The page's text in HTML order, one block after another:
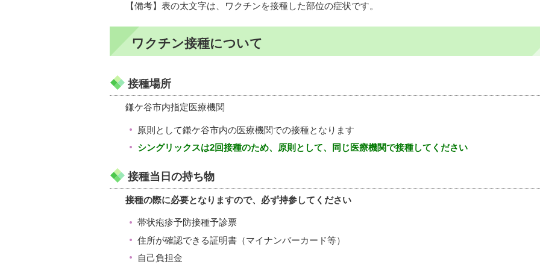
【備考】表の太文字は、ワクチンを接種した部位の症状です。
ワクチン接種について
接種場所
鎌ケ谷市内指定医療機関
原則として鎌ケ谷市内の医療機関での接種となります
シングリックスは2回接種のため、原則として、同じ医療機関で接種してください
接種当日の持ち物
接種の際に必要となりますので、必ず持参してください
帯状疱疹予防接種予診票
住所が確認できる証明書（マイナンバーカード等）
自己負担金